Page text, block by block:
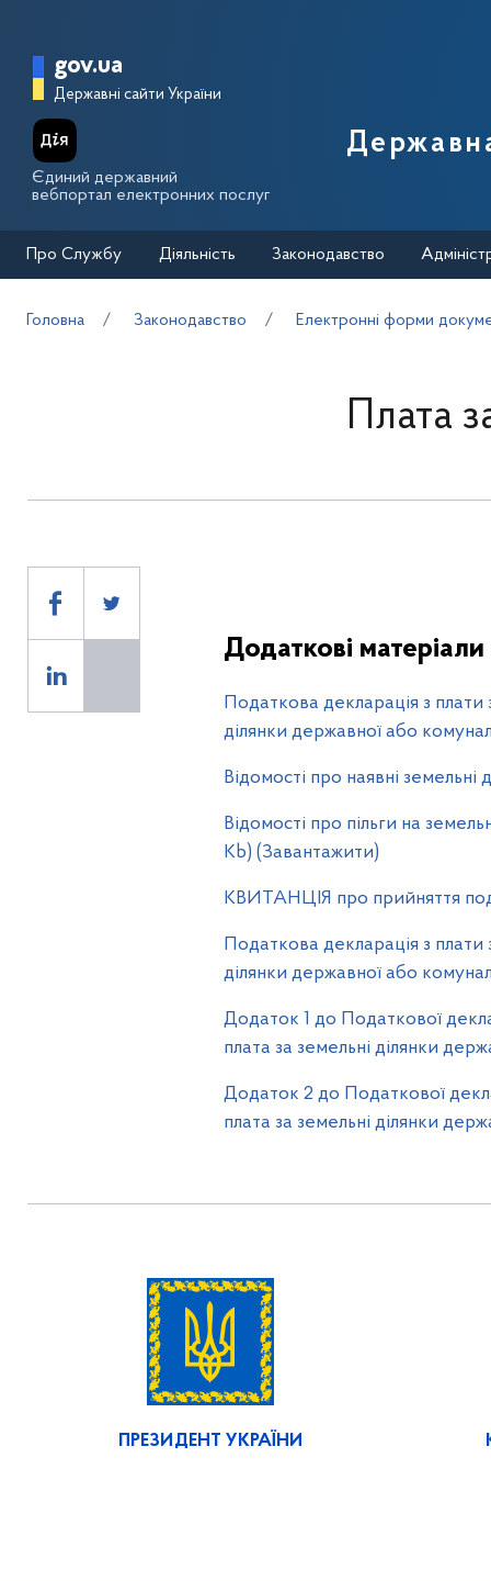
Головна сторінка Державної
gov.ua
Державні сайти України
Єдиний державний
вебпортал електронних послуг
Про Службу Діяльність Законодавство
Головна Законодавство Електронні форми
Плата
Додаткові матеріали
Податкова декларація з
ділянки державної або
Відомості про наявні
Відомості про пільги на
Kb) (Завантажити)
КВИТАНЦІЯ про прийняття
Податкова декларація з
ділянки державної або
Додаток 1 до Податкової
плата за земельні ділянки
Додаток 2 до Податкової
плата за земельні ділянки
ПРЕЗИДЕНТ УКРАЇНИ